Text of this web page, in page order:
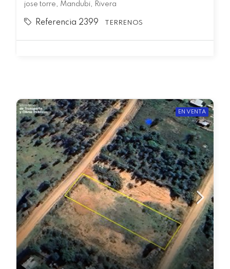
jose torre, Mandubi, Rivera
Referencia 2399 TERRENOS
EN VENTA